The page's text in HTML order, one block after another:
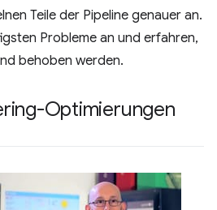
Teile der Pipeline genauer an.
Probleme an und erfahren,
behoben werden.
Optimierungen